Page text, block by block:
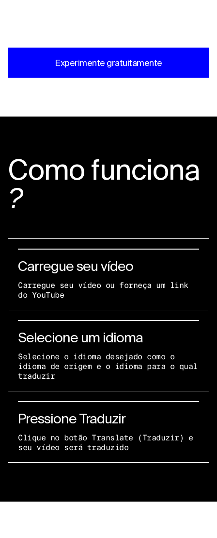
Experimente gratuitamente
Como funciona
?
Carregue seu vídeo
Carregue seu vídeo ou forneça um link
do YouTube
Selecione um idioma
Selecione o idioma desejado como o
idioma de origem e o idioma para o qual
traduzir
Pressione Traduzir
Clique no botão Translate (Traduzir) e
seu vídeo será traduzido